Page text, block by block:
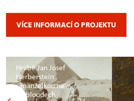
VÍCE INFORMACÍ O PROJEKTU
Hrabě Jan Josef
Herberstein
s manželkou na
velbloudech